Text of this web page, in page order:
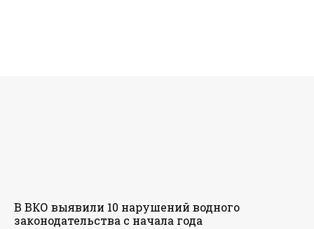
В ВКО выявили 10 нарушений водного
законодательства с начала года